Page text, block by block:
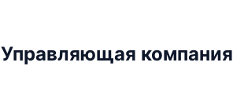
Управляющая компания